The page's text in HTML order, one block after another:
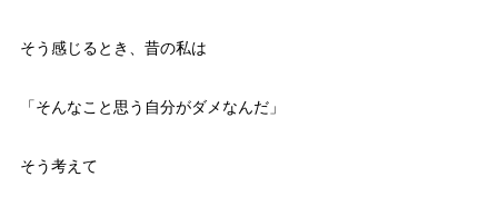
そう感じるとき、昔の私は
「そんなこと思う自分がダメなんだ」
そう考えて